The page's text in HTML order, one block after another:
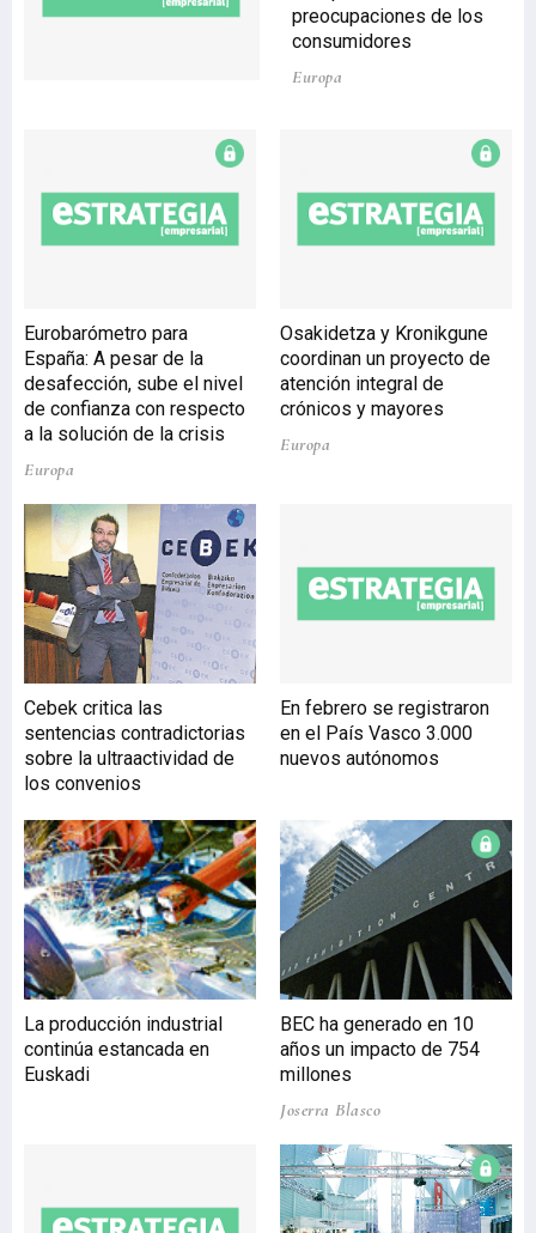
preocupaciones de los
consumidores
Europa
Eurobarómetro para
España: A pesar de la
desafección, sube el nivel
de confianza con respecto
a la solución de la crisis
Europa
Osakidetza y Kronikgune
coordinan un proyecto de
atención integral de
crónicos y mayores
Europa
Cebek critica las
sentencias contradictorias
sobre la ultraactividad de
los convenios
En febrero se registraron
en el País Vasco 3.000
nuevos autónomos
La producción industrial
continúa estancada en
Euskadi
BEC ha generado en 10
años un impacto de 754
millones
Joserra Blasco